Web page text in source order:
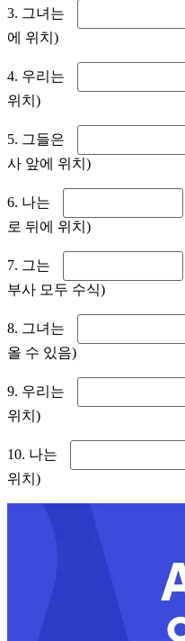
3. 그녀는
에 위치)
4. 우리는
위치)
5. 그들은
사 앞에 위치)
6. 나는
로 뒤에 위치)
7. 그는
부사 모두 수식)
8. 그녀는
올 수 있음)
9. 우리는
위치)
10. 나는
위치)